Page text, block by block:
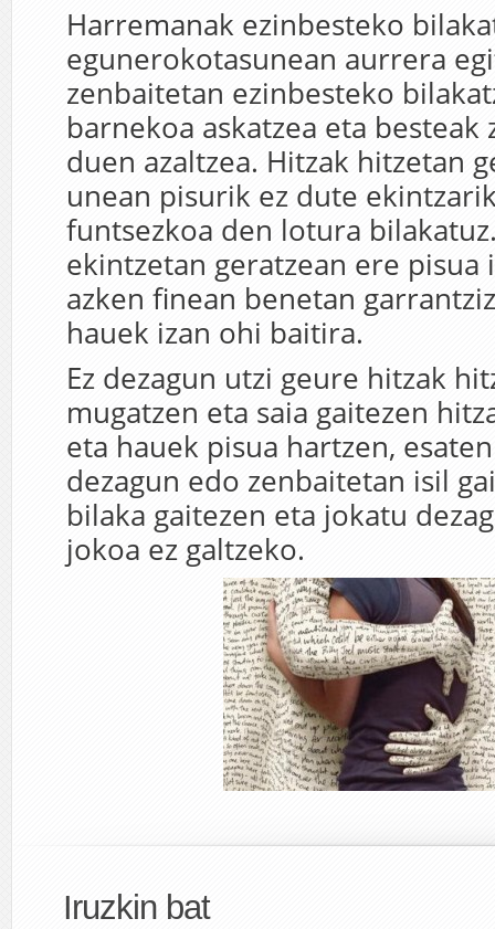
Harremanak ezinbesteko
egunerokotasunean aurrera
zenbaitetan ezinbesteko
barnekoa askatzea eta
duen azaltzea. Hitzak hitzetan
unean pisurik ez dute
funtsezkoa den lotura
ekintzetan geratzean ere pisua
azken finean benetan
hauek izan ohi baitira.
Ez dezagun utzi geure hitzak
mugatzen eta saia gaitezen
eta hauek pisua hartzen,
dezagun edo zenbaitetan isil
bilaka gaitezen eta jokatu
jokoa ez galtzeko.
Iruzkin bat